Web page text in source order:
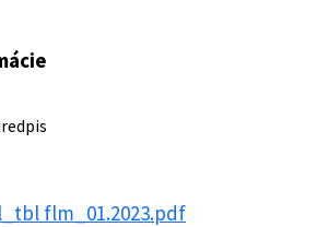
flm_01.2023.pdf